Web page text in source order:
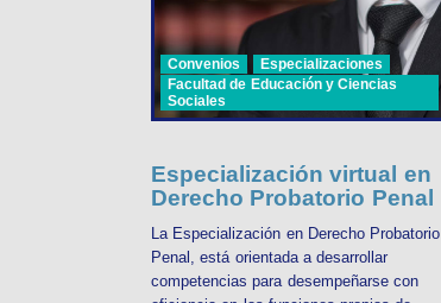
Convenios
Especializaciones
Facultad de Educación y Ciencias
Sociales
Especialización virtual en
Derecho Probatorio Penal
La Especialización en Derecho Probatorio
Penal, está orientada a desarrollar
competencias para desempeñarse con